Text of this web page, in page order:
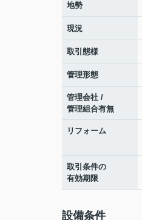
地勢
現況
取引態様
管理形態
管理会社 /
管理組合有無
リフォーム
取引条件の
有効期限
設備条件